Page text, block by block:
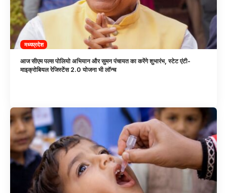
मध्यप्रदेश
आज सीएम पल्स पोलियो अभियान और सुमन पंचायत का करेंगे शुभारंभ, स्टेट एंटी-
माइक्रोबियल रेजिस्टेंस 2.0 योजना भी लॉन्च